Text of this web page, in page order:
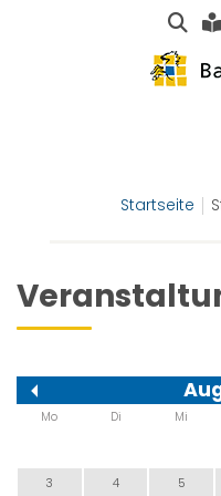
Startseite
Mo Di Mi
3
4 5